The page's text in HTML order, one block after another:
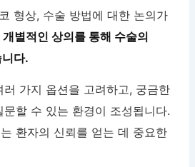
형상, 수술 방법에 대한 논의가
별적인 상의를 통해 수술의
다.
가지 옵션을 고려하고, 궁금한
할 수 있는 환경이 조성됩니다.
환자의 신뢰를 얻는 데 중요한